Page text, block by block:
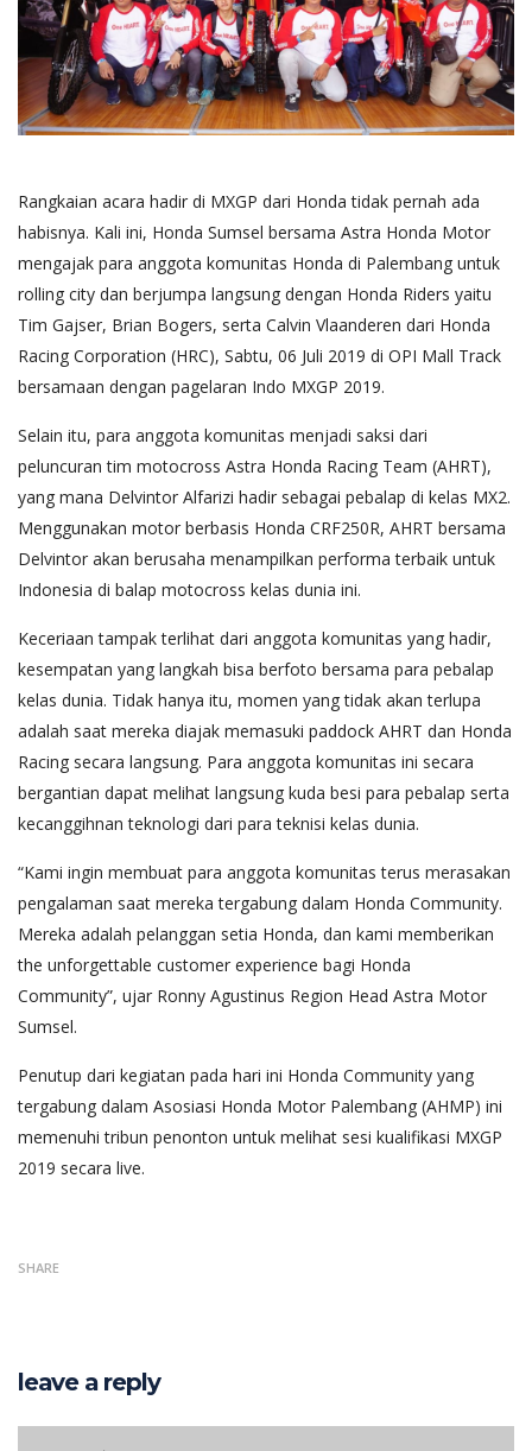
Rangkaian acara hadir di MXGP dari Honda tidak pernah ada
habisnya. Kali ini, Honda Sumsel bersama Astra Honda Motor
mengajak para anggota komunitas Honda di Palembang untuk
rolling city dan berjumpa langsung dengan Honda Riders yaitu
Tim Gajser, Brian Bogers, serta Calvin Vlaanderen dari Honda
Racing Corporation (HRC), Sabtu, 06 Juli 2019 di OPI Mall Track
bersamaan dengan pagelaran Indo MXGP 2019.
Selain itu, para anggota komunitas menjadi saksi dari
peluncuran tim motocross Astra Honda Racing Team (AHRT),
yang mana Delvintor Alfarizi hadir sebagai pebalap di kelas MX2.
Menggunakan motor berbasis Honda CRF250R, AHRT bersama
Delvintor akan berusaha menampilkan performa terbaik untuk
Indonesia di balap motocross kelas dunia ini.
Keceriaan tampak terlihat dari anggota komunitas yang hadir,
kesempatan yang langkah bisa berfoto bersama para pebalap
kelas dunia. Tidak hanya itu, momen yang tidak akan terlupa
adalah saat mereka diajak memasuki paddock AHRT dan Honda
Racing secara langsung. Para anggota komunitas ini secara
bergantian dapat melihat langsung kuda besi para pebalap serta
kecanggihnan teknologi dari para teknisi kelas dunia.
“Kami ingin membuat para anggota komunitas terus merasakan
pengalaman saat mereka tergabung dalam Honda Community.
Mereka adalah pelanggan setia Honda, dan kami memberikan
the unforgettable customer experience bagi Honda
Community”, ujar Ronny Agustinus Region Head Astra Motor
Sumsel.
Penutup dari kegiatan pada hari ini Honda Community yang
tergabung dalam Asosiasi Honda Motor Palembang (AHMP) ini
memenuhi tribun penonton untuk melihat sesi kualifikasi MXGP
2019 secara live.
SHARE
leave a reply